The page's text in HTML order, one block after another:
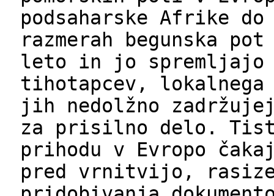
podsaharske Afrike
razmerah begunska
leto in jo
tihotapcev,
jih nedolžno
za prisilno delo.
prihodu v Evropo
pred vrnitvijo,